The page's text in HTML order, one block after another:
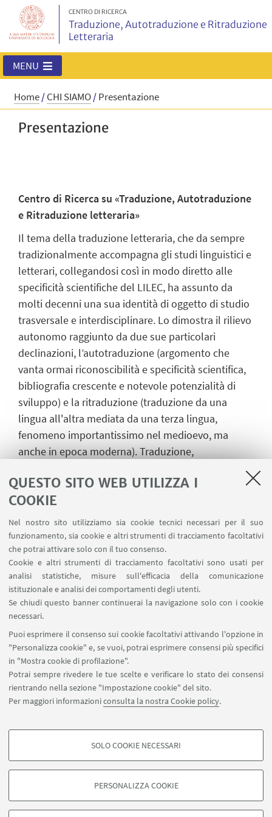
QUESTO SITO WEB UTILIZZA I
COOKIE
Nel nostro sito utilizziamo sia cookie tecnici necessari per il suo
funzionamento, sia cookie e altri strumenti di tracciamento facoltativi
che potrai attivare solo con il tuo consenso.
Cookie e altri strumenti di tracciamento facoltativi sono usati per
analisi statistiche, misure sull'efficacia della comunicazione
istituzionale e analisi dei comportamenti degli utenti.
Se chiudi questo banner continuerai la navigazione solo con i cookie
necessari.
Puoi esprimere il consenso sui cookie facoltativi attivando l'opzione in
"Personalizza cookie" e, se vuoi, potrai esprimere consensi più specifici
in "Mostra cookie di profilazione".
Potrai sempre rivedere le tue scelte e verificare lo stato dei consensi
rientrando nella sezione "Impostazione cookie" del sito.
Per maggiori informazioniconsulta la nostra Cookie policy.
COOKIE DI PROFILAZIONE - FACOLTATIVI
degli utenti, creare profili in base al loro comportamento sul sito, per analisi
di marketing.
SOLO COOKIE NECESSARI
PERSONALIZZA COOKIE
CENTRO DI RICERCA
Traduzione, Autotraduzione e Ritraduzione
Letteraria
MENU
Home/CHI SIAMO/Presentazione
Presentazione
Centro di Ricerca su «Traduzione, Autotraduzione
e Ritraduzione letteraria»
Il tema della traduzione letteraria, che da sempre
tradizionalmente accompagna gli studi linguistici e
letterari, collegandosi così in modo diretto alle
specificità scientifiche del LILEC, ha assunto da
molti decenni una sua identità di oggetto di studio
trasversale e interdisciplinare. Lo dimostra il rilievo
autonomo raggiunto da due sue particolari
declinazioni, l’autotraduzione (argomento che
vanta ormai riconoscibilità e specificità scientifica,
bibliografia crescente e notevole potenzialità di
sviluppo) e la ritraduzione (traduzione da una
lingua all'altra mediata da una terza lingua,
fenomeno importantissimo nel medioevo, ma
anche in epoca moderna). Traduzione,
all’interno del LILEC l’interesse e le competenze di
un ragguardevole numero di docenti e ricercatori. Il
Centro di Ricerca su «Traduzione, Autotraduzione e
Ritraduzione letteraria» (TAURI) intende, quindi,
porsi come elemento catalizzatore di forze fertili
ma “frammentate” in seno al LILEC. In questo
senso il TAURI si pone in linea di continuità con
quanto realizzato nel corso del Progetto di
Eccellenza (PE) del Dipartimento LILEC (2018-2022),
fra i tronconi tematici del quale figurava, con
significativa rilevanza, la traduzione.
Direttore: Alessandro Niero
©Copyright 2026 - ALMA MATER STUDIORUM - Università di